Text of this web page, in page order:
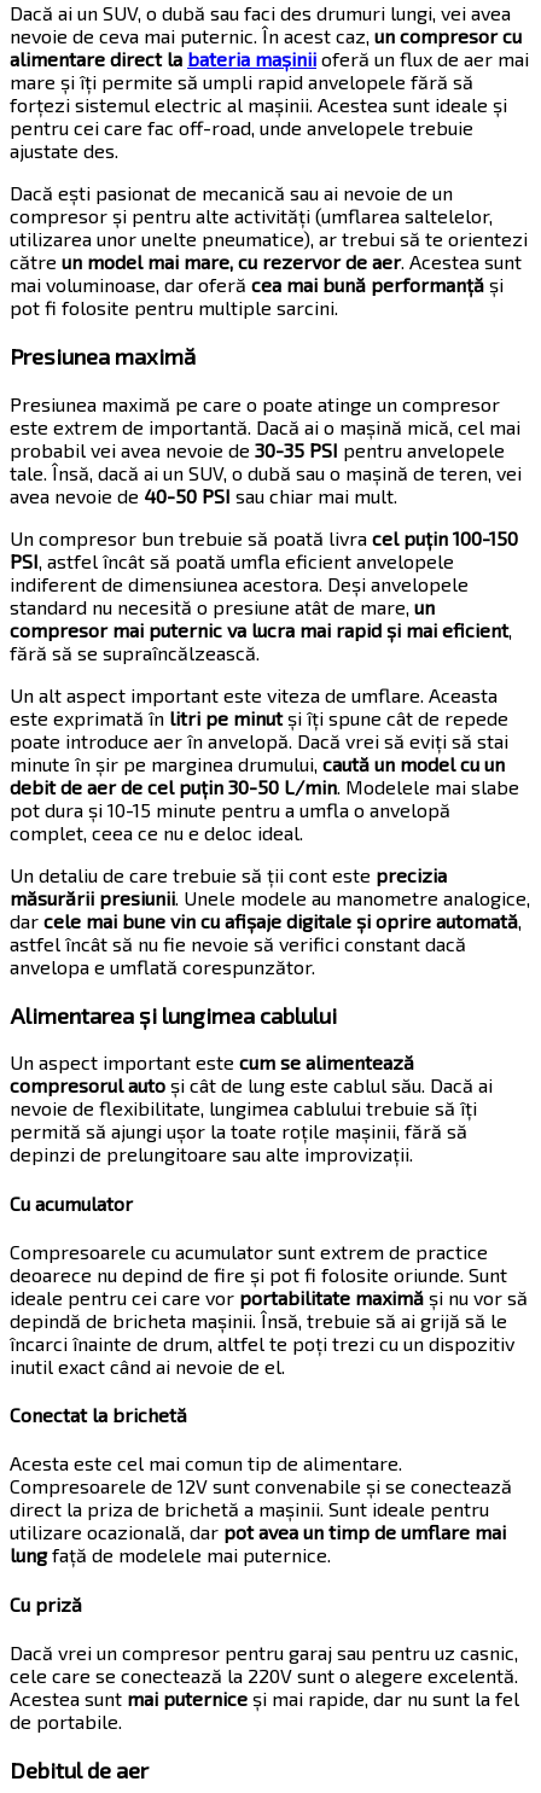
Dacă ai un SUV, o dubă sau faci des drumuri lungi, vei avea
nevoie de ceva mai puternic. În acest caz, un compresor cu
alimentare direct la bateria mașinii oferă un flux de aer mai
mare și îți permite să umpli rapid anvelopele fără să
forțezi sistemul electric al mașinii. Acestea sunt ideale și
pentru cei care fac off-road, unde anvelopele trebuie
ajustate des.
Dacă ești pasionat de mecanică sau ai nevoie de un
compresor și pentru alte activități (umflarea saltelelor,
utilizarea unor unelte pneumatice), ar trebui să te orientezi
către un model mai mare, cu rezervor de aer. Acestea sunt
mai voluminoase, dar oferă cea mai bună performanță și
pot fi folosite pentru multiple sarcini.
Presiunea maximă
Presiunea maximă pe care o poate atinge un compresor
este extrem de importantă. Dacă ai o mașină mică, cel mai
probabil vei avea nevoie de 30-35 PSI pentru anvelopele
tale. Însă, dacă ai un SUV, o dubă sau o mașină de teren, vei
avea nevoie de 40-50 PSI sau chiar mai mult.
Un compresor bun trebuie să poată livra cel puțin 100-150
PSI, astfel încât să poată umfla eficient anvelopele
indiferent de dimensiunea acestora. Deși anvelopele
standard nu necesită o presiune atât de mare, un
compresor mai puternic va lucra mai rapid și mai eficient,
fără să se supraîncălzească.
Un alt aspect important este viteza de umflare. Aceasta
este exprimată în litri pe minutși îți spune cât de repede
poate introduce aer în anvelopă. Dacă vrei să eviți să stai
minute în șir pe marginea drumului, caută un model cu un
debit de aer de cel puțin 30-50 L/min. Modelele mai slabe
pot dura și 10-15 minute pentru a umfla o anvelopă
complet, ceea ce nu e deloc ideal.
Un detaliu de care trebuie să ții cont este precizia
măsurării presiunii. Unele modele au manometre analogice,
dar cele mai bune vin cu afișaje digitale și oprire automată,
astfel încât să nu fie nevoie să verifici constant dacă
anvelopa e umflată corespunzător.
Alimentarea și lungimea cablului
Un aspect important este cum se alimentează
compresorul auto și cât de lung este cablul său. Dacă ai
nevoie de flexibilitate, lungimea cablului trebuie să îți
permită să ajungi ușor la toate roțile mașinii, fără să
depinzi de prelungitoare sau alte improvizații.
Cu acumulator
Compresoarele cu acumulator sunt extrem de practice
deoarece nu depind de fire și pot fi folosite oriunde. Sunt
ideale pentru cei care vor portabilitate maximă și nu vor să
depindă de bricheta mașinii. Însă, trebuie să ai grijă să le
încarci înainte de drum, altfel te poți trezi cu un dispozitiv
inutil exact când ai nevoie de el.
Conectat la brichetă
Acesta este cel mai comun tip de alimentare.
Compresoarele de 12V sunt convenabile și se conectează
direct la priza de brichetă a mașinii. Sunt ideale pentru
utilizare ocazională, dar pot avea un timp de umflare mai
lungfață de modelele mai puternice.
Cu priză
Dacă vrei un compresor pentru garaj sau pentru uz casnic,
cele care se conectează la 220V sunt o alegere excelentă.
Acestea sunt mai puternice și mai rapide, dar nu sunt la fel
de portabile.
Debitul de aer